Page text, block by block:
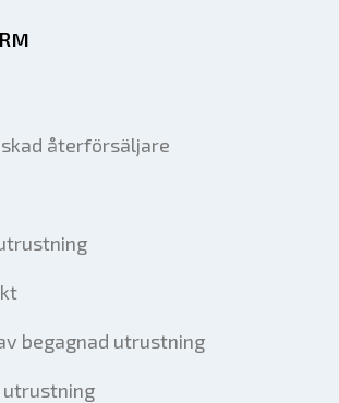
återförsäljare
begagnad utrustning
utrustning